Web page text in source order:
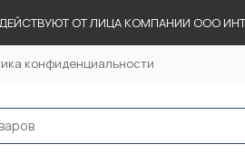
ОТ ЛИЦА КОМПАНИИ ООО
конфиденциальности